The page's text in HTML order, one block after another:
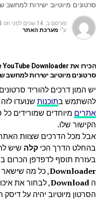
סרטונים מיוטיוב ישירות למחשב
פורסם ב: 14 שנים לפני on
4
ע"י מערכת האתר
סרטונים מיוטיוב ישירות למחשב
יש המון דרכים להוריד
להשתמש בתוכנותשנועדו
אתרים מיוחדים שמורידים כל
הקישור שלו.
אבל מכל הדרכים שצוות
בהחלט הדרך הכי קלה שיש
בעזרת תוסף לדפדפן הכרום
Downloader, כל מה שישאר
ה Download, לבחור את
הסרטון מיוטיוב יהיה על